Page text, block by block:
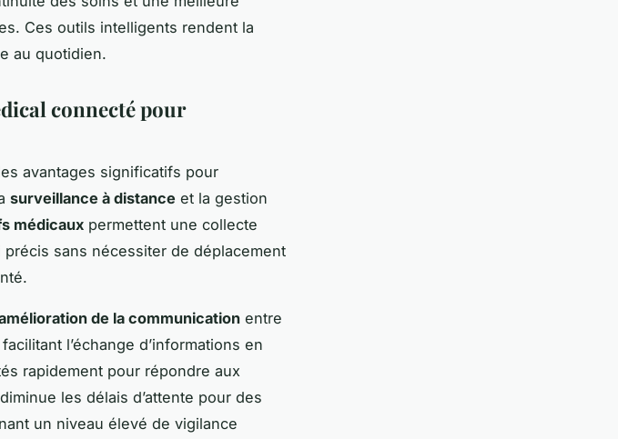
Ces outils intelligents rendent la
au quotidien.
connecté pour
avantages significatifs pour
surveillance à distance et la gestion
médicaux permettent une collecte
sans nécessiter de déplacement
de la communication entre
l’échange d’informations en
rapidement pour répondre aux
les délais d’attente pour des
un niveau élevé de vigilance